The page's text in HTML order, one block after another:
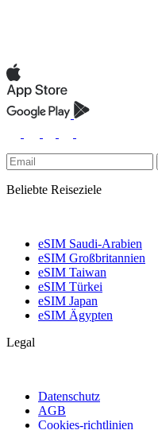
Beliebte Reiseziele
eSIM Saudi-Arabien
eSIM Großbritannien
eSIM Taiwan
eSIM Türkei
eSIM Japan
eSIM Ägypten
Legal
Datenschutz
AGB
Cookies-richtlinien